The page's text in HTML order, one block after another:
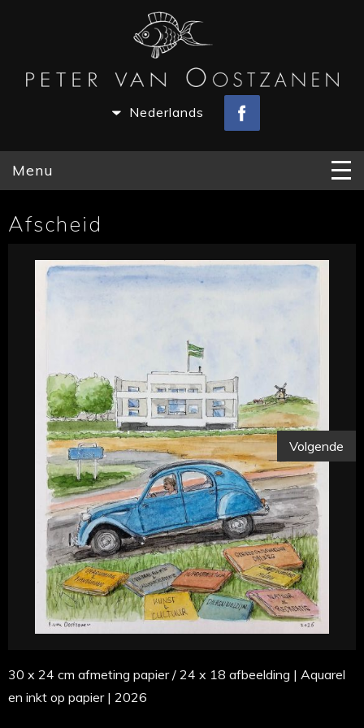
Nederlands
Menu
Afscheid
Volgende
30 x 24 cm afmeting papier / 24 x 18 afbeelding | Aquarel
en inkt op papier | 2026